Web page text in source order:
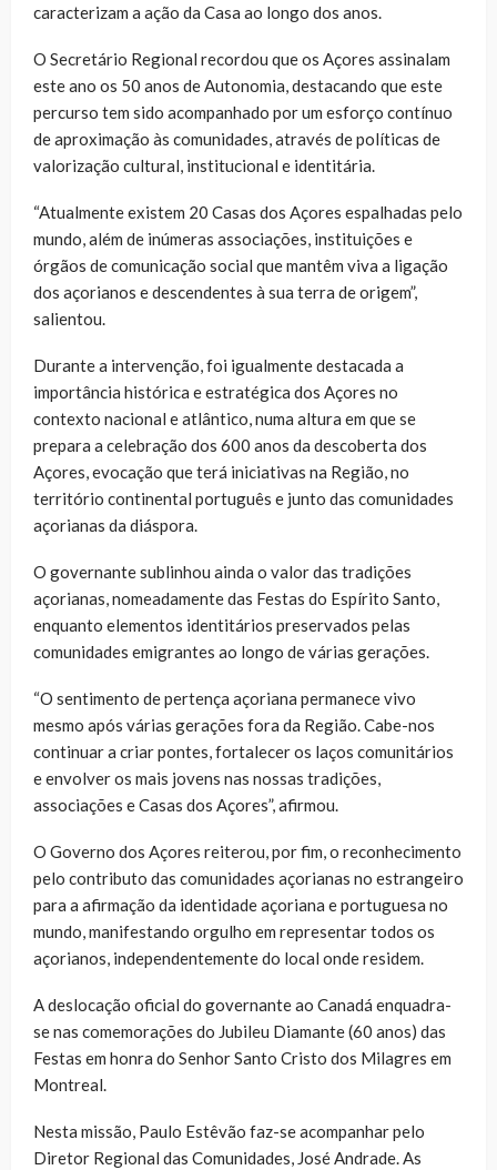
caracterizam a ação da Casa ao longo dos anos.
O Secretário Regional recordou que os Açores assinalam
este ano os 50 anos de Autonomia, destacando que este
percurso tem sido acompanhado por um esforço contínuo
de aproximação às comunidades, através de políticas de
valorização cultural, institucional e identitária.
“Atualmente existem 20 Casas dos Açores espalhadas pelo
mundo, além de inúmeras associações, instituições e
órgãos de comunicação social que mantêm viva a ligação
dos açorianos e descendentes à sua terra de origem”,
salientou.
Durante a intervenção, foi igualmente destacada a
importância histórica e estratégica dos Açores no
contexto nacional e atlântico, numa altura em que se
prepara a celebração dos 600 anos da descoberta dos
Açores, evocação que terá iniciativas na Região, no
território continental português e junto das comunidades
açorianas da diáspora.
O governante sublinhou ainda o valor das tradições
açorianas, nomeadamente das Festas do Espírito Santo,
enquanto elementos identitários preservados pelas
comunidades emigrantes ao longo de várias gerações.
“O sentimento de pertença açoriana permanece vivo
mesmo após várias gerações fora da Região. Cabe-nos
continuar a criar pontes, fortalecer os laços comunitários
e envolver os mais jovens nas nossas tradições,
associações e Casas dos Açores”, afirmou.
O Governo dos Açores reiterou, por fim, o reconhecimento
pelo contributo das comunidades açorianas no estrangeiro
para a afirmação da identidade açoriana e portuguesa no
mundo, manifestando orgulho em representar todos os
açorianos, independentemente do local onde residem.
A deslocação oficial do governante ao Canadá enquadra-
se nas comemorações do Jubileu Diamante (60 anos) das
Festas em honra do Senhor Santo Cristo dos Milagres em
Montreal.
Nesta missão, Paulo Estêvão faz-se acompanhar pelo
Diretor Regional das Comunidades, José Andrade. As